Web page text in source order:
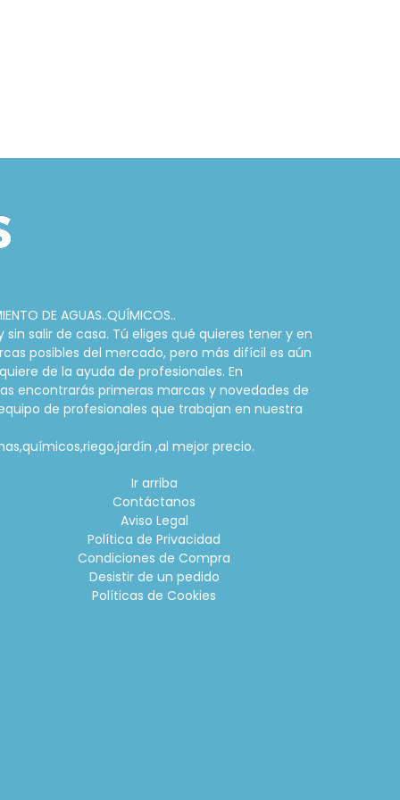
DE AGUAS..QUÍMICOS..
salir de casa. Tú eliges qué quieres tener y en
posibles del mercado, pero más difícil es aún
de la ayuda de profesionales. En
encontrarás primeras marcas y novedades de
de profesionales que trabajan en nuestra
,al mejor precio.
Ir arriba
Contáctanos
Aviso Legal
Política de Privacidad
Condiciones de Compra
Desistir de un pedido
Políticas de Cookies